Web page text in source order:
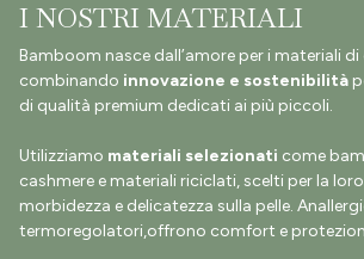
I NOSTRI MATERIALI
Bamboom nasce dall’amore per i materiali
combinando innovazione e sostenibilità
di qualità premium dedicati ai più piccoli.
Utilizziamo materiali selezionati come
cashmere e materiali riciclati, scelti per la
morbidezza e delicatezza sulla pelle.
termoregolatori,offrono comfort e